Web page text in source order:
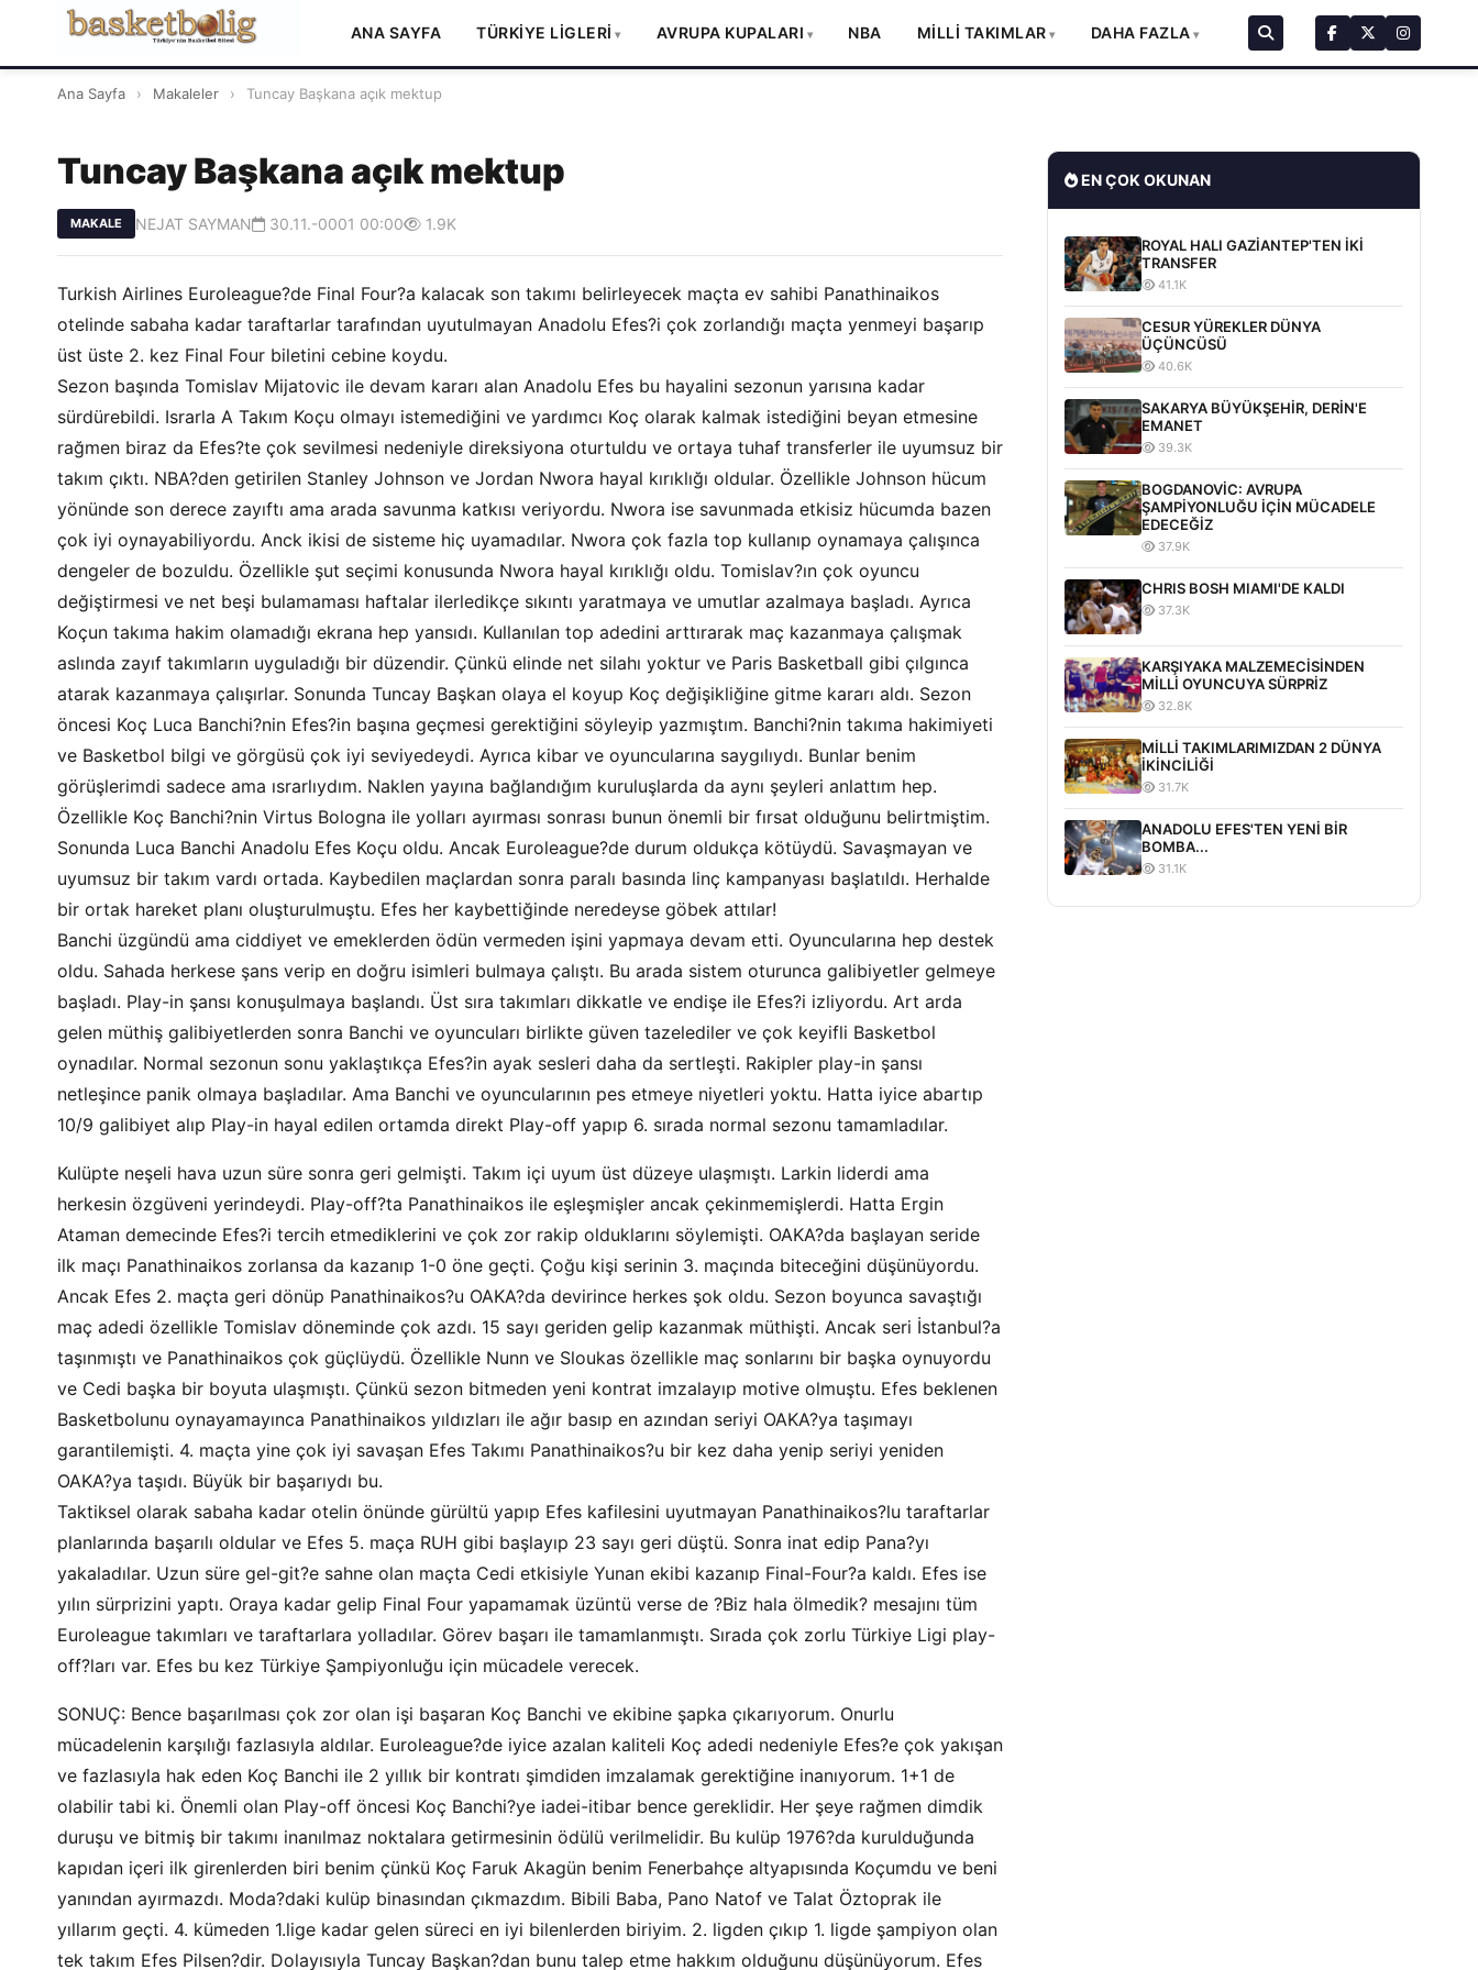
ANA SAYFA TÜRKİYE LİGLERİ AVRUPA KUPALARI NBA MİLLİ TAKIMLAR DAHA FAZLA
Ana Sayfa › Makaleler › Tuncay Başkana açık mektup
Tuncay Başkana açık mektup
MAKALE NEJAT SAYMAN 30.11.-0001 00:00 1.9K
Turkish Airlines Euroleague?de Final Four?a kalacak son takımı belirleyecek maçta ev sahibi Panathinaikos
otelinde sabaha kadar taraftarlar tarafından uyutulmayan Anadolu Efes?i çok zorlandığı maçta yenmeyi başarıp
üst üste 2. kez Final Four biletini cebine koydu.
Sezon başında Tomislav Mijatovic ile devam kararı alan Anadolu Efes bu hayalini sezonun yarısına kadar
sürdürebildi. Israrla A Takım Koçu olmayı istemediğini ve yardımcı Koç olarak kalmak istediğini beyan etmesine
rağmen biraz da Efes?te çok sevilmesi nedeniyle direksiyona oturtuldu ve ortaya tuhaf transferler ile uyumsuz bir
takım çıktı. NBA?den getirilen Stanley Johnson ve Jordan Nwora hayal kırıklığı oldular. Özellikle Johnson hücum
yönünde son derece zayıftı ama arada savunma katkısı veriyordu. Nwora ise savunmada etkisiz hücumda bazen
çok iyi oynayabiliyordu. Anck ikisi de sisteme hiç uyamadılar. Nwora çok fazla top kullanıp oynamaya çalışınca
dengeler de bozuldu. Özellikle şut seçimi konusunda Nwora hayal kırıklığı oldu. Tomislav?ın çok oyuncu
değiştirmesi ve net beşi bulamaması haftalar ilerledikçe sıkıntı yaratmaya ve umutlar azalmaya başladı. Ayrıca
Koçun takıma hakim olamadığı ekrana hep yansıdı. Kullanılan top adedini arttırarak maç kazanmaya çalışmak
aslında zayıf takımların uyguladığı bir düzendir. Çünkü elinde net silahı yoktur ve Paris Basketball gibi çılgınca
atarak kazanmaya çalışırlar. Sonunda Tuncay Başkan olaya el koyup Koç değişikliğine gitme kararı aldı. Sezon
öncesi Koç Luca Banchi?nin Efes?in başına geçmesi gerektiğini söyleyip yazmıştım. Banchi?nin takıma hakimiyeti
ve Basketbol bilgi ve görgüsü çok iyi seviyedeydi. Ayrıca kibar ve oyuncularına saygılıydı. Bunlar benim
görüşlerimdi sadece ama ısrarlıydım. Naklen yayına bağlandığım kuruluşlarda da aynı şeyleri anlattım hep.
Özellikle Koç Banchi?nin Virtus Bologna ile yolları ayırması sonrası bunun önemli bir fırsat olduğunu belirtmiştim.
Sonunda Luca Banchi Anadolu Efes Koçu oldu. Ancak Euroleague?de durum oldukça kötüydü. Savaşmayan ve
uyumsuz bir takım vardı ortada. Kaybedilen maçlardan sonra paralı basında linç kampanyası başlatıldı. Herhalde
bir ortak hareket planı oluşturulmuştu. Efes her kaybettiğinde neredeyse göbek attılar!
Banchi üzgündü ama ciddiyet ve emeklerden ödün vermeden işini yapmaya devam etti. Oyuncularına hep destek
oldu. Sahada herkese şans verip en doğru isimleri bulmaya çalıştı. Bu arada sistem oturunca galibiyetler gelmeye
başladı. Play-in şansı konuşulmaya başlandı. Üst sıra takımları dikkatle ve endişe ile Efes?i izliyordu. Art arda
gelen müthiş galibiyetlerden sonra Banchi ve oyuncuları birlikte güven tazelediler ve çok keyifli Basketbol
oynadılar. Normal sezonun sonu yaklaştıkça Efes?in ayak sesleri daha da sertleşti. Rakipler play-in şansı
netleşince panik olmaya başladılar. Ama Banchi ve oyuncularının pes etmeye niyetleri yoktu. Hatta iyice abartıp
10/9 galibiyet alıp Play-in hayal edilen ortamda direkt Play-off yapıp 6. sırada normal sezonu tamamladılar.
Kulüpte neşeli hava uzun süre sonra geri gelmişti. Takım içi uyum üst düzeye ulaşmıştı. Larkin liderdi ama
herkesin özgüveni yerindeydi. Play-off?ta Panathinaikos ile eşleşmişler ancak çekinmemişlerdi. Hatta Ergin
Ataman demecinde Efes?i tercih etmediklerini ve çok zor rakip olduklarını söylemişti. OAKA?da başlayan seride
ilk maçı Panathinaikos zorlansa da kazanıp 1-0 öne geçti. Çoğu kişi serinin 3. maçında biteceğini düşünüyordu.
Ancak Efes 2. maçta geri dönüp Panathinaikos?u OAKA?da devirince herkes şok oldu. Sezon boyunca savaştığı
maç adedi özellikle Tomislav döneminde çok azdı. 15 sayı geriden gelip kazanmak müthişti. Ancak seri İstanbul?a
taşınmıştı ve Panathinaikos çok güçlüydü. Özellikle Nunn ve Sloukas özellikle maç sonlarını bir başka oynuyordu
ve Cedi başka bir boyuta ulaşmıştı. Çünkü sezon bitmeden yeni kontrat imzalayıp motive olmuştu. Efes beklenen
Basketbolunu oynayamayınca Panathinaikos yıldızları ile ağır basıp en azından seriyi OAKA?ya taşımayı
garantilemişti. 4. maçta yine çok iyi savaşan Efes Takımı Panathinaikos?u bir kez daha yenip seriyi yeniden
OAKA?ya taşıdı. Büyük bir başarıydı bu.
Taktiksel olarak sabaha kadar otelin önünde gürültü yapıp Efes kafilesini uyutmayan Panathinaikos?lu taraftarlar
planlarında başarılı oldular ve Efes 5. maça RUH gibi başlayıp 23 sayı geri düştü. Sonra inat edip Pana?yı
yakaladılar. Uzun süre gel-git?e sahne olan maçta Cedi etkisiyle Yunan ekibi kazanıp Final-Four?a kaldı. Efes ise
yılın sürprizini yaptı. Oraya kadar gelip Final Four yapamamak üzüntü verse de ?Biz hala ölmedik? mesajını tüm
Euroleague takımları ve taraftarlara yolladılar. Görev başarı ile tamamlanmıştı. Sırada çok zorlu Türkiye Ligi play-
off?ları var. Efes bu kez Türkiye Şampiyonluğu için mücadele verecek.
SONUÇ: Bence başarılması çok zor olan işi başaran Koç Banchi ve ekibine şapka çıkarıyorum. Onurlu
mücadelenin karşılığı fazlasıyla aldılar. Euroleague?de iyice azalan kaliteli Koç adedi nedeniyle Efes?e çok yakışan
ve fazlasıyla hak eden Koç Banchi ile 2 yıllık bir kontratı şimdiden imzalamak gerektiğine inanıyorum. 1+1 de
olabilir tabi ki. Önemli olan Play-off öncesi Koç Banchi?ye iadei-itibar bence gereklidir. Her şeye rağmen dimdik
duruşu ve bitmiş bir takımı inanılmaz noktalara getirmesinin ödülü verilmelidir. Bu kulüp 1976?da kurulduğunda
kapıdan içeri ilk girenlerden biri benim çünkü Koç Faruk Akagün benim Fenerbahçe altyapısında Koçumdu ve beni
yanından ayırmazdı. Moda?daki kulüp binasından çıkmazdım. Bibili Baba, Pano Natof ve Talat Öztoprak ile
yıllarım geçti. 4. kümeden 1.lige kadar gelen süreci en iyi bilenlerden biriyim. 2. ligden çıkıp 1. ligde şampiyon olan
tek takım Efes Pilsen?dir. Dolayısıyla Tuncay Başkan?dan bunu talep etme hakkım olduğunu düşünüyorum. Efes
EN ÇOK OKUNAN
ROYAL HALI GAZİANTEP'TEN İKİ
TRANSFER
41.1K
CESUR YÜREKLER DÜNYA
ÜÇÜNCÜSÜ
40.6K
SAKARYA BÜYÜKŞEHİR, DERİN'E
EMANET
39.3K
BOGDANOVİC: AVRUPA
ŞAMPİYONLUĞU İÇİN MÜCADELE
EDECEĞİZ
37.9K
CHRIS BOSH MIAMI'DE KALDI
37.3K
KARŞIYAKA MALZEMECİSİNDEN
MİLLİ OYUNCUYA SÜRPRİZ
32.8K
MİLLİ TAKIMLARIMIZDAN 2 DÜNYA
İKİNCİLİĞİ
31.7K
ANADOLU EFES'TEN YENİ BİR
BOMBA...
31.1K